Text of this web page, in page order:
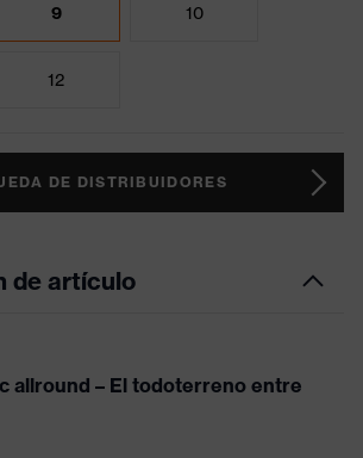
9 10
12
DE DISTRIBUIDORES
de artículo
allround – El todoterreno entre